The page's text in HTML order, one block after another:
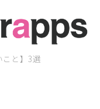
と】3選